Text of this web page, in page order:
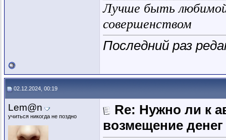
Лучше быть
совершенством
Последний раз
02.12.2024, 00:19
Lem@n
учиться никогда не поздно
Re: Нужно ли к
возмещение денег